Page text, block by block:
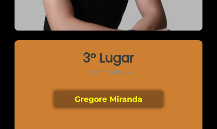
3º Lugar
Instinto Criativo
Gregore Miranda